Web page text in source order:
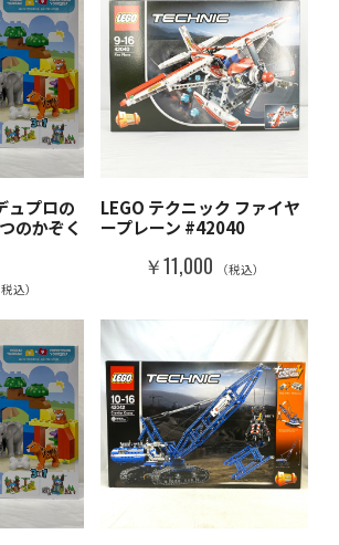
ュプロの
のかぞく
税込）
LEGO テクニック ファイヤ
ープレーン #42040
￥11,000 （税込）